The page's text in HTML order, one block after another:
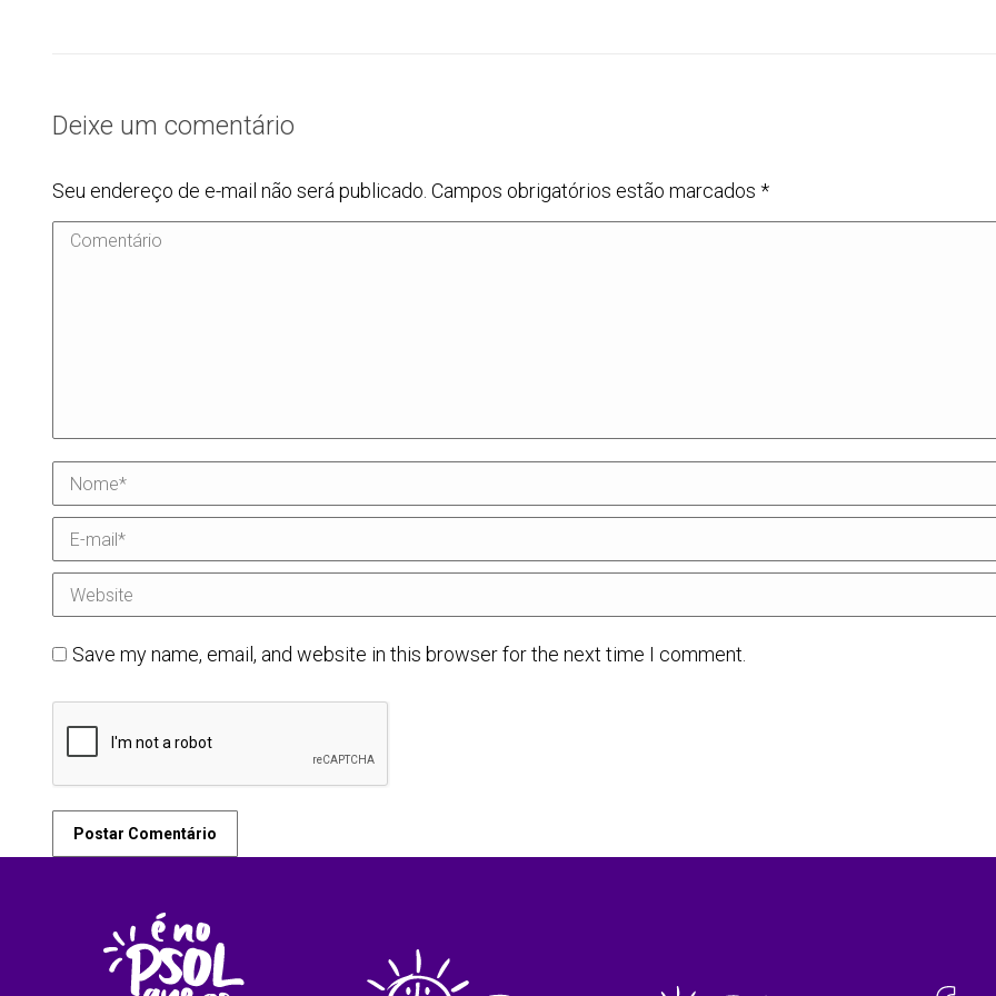
Deixe um comentário
Seu endereço de e-mail não será publicado. Campos obrigatórios estão marcados *
Comentário
Nome *
E-mail *
Website
Save my name, email, and website in this browser for the next time I comment.
Postar Comentário